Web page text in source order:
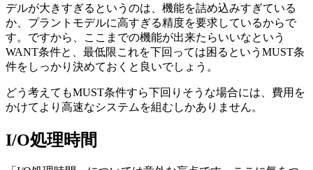
デルが大きすぎるというのは、機能を詰め込みすぎている
か、プラントモデルに高すぎる精度を要求しているからで
す。ですから、ここまでの機能が出来たらいいなという
WANT条件と、最低限これを下回っては困るというMUST条
件をしっかり決めておくと良いでしょう。
どう考えてもMUST条件すら下回りそうな場合には、費用を
かけてより高速なシステムを組むしかありません。
I/O処理時間